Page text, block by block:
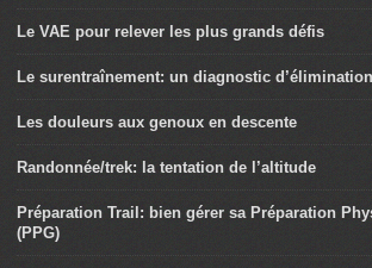
Le VAE pour relever les plus grands défis
Le surentraînement: un diagnostic
Les douleurs aux genoux en descente
Randonnée/trek: la tentation de l’altitude
Préparation Trail: bien gérer sa Préparation
(PPG)